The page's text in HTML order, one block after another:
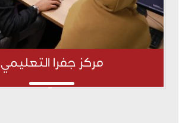
مركز جفرا التعليمي